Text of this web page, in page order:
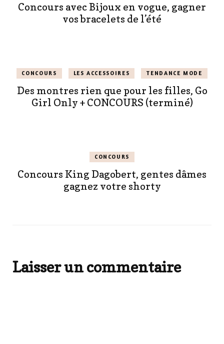
Concours avec Bijoux en vogue, gagner
vos bracelets de l’été
CONCOURS LES ACCESSOIRES TENDANCE MODE
Des montres rien que pour les filles, Go
Girl Only + CONCOURS (terminé)
CONCOURS
Concours King Dagobert, gentes dâmes
gagnez votre shorty
Laisser un commentaire